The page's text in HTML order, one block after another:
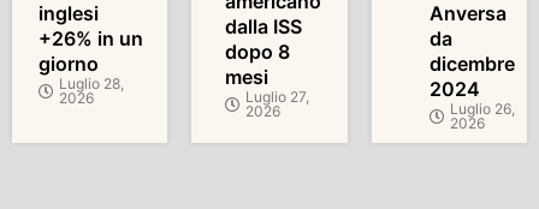
inglesi
+26% in un
giorno
Luglio 28,
2026
dalla ISS
dopo 8
mesi
Luglio 27,
2026
Anversa
da
dicembre
2024
Luglio 26,
2026